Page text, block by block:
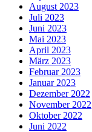
August 2023
Juli 2023
Juni 2023
Mai 2023
April 2023
März 2023
Februar 2023
Januar 2023
Dezember 2022
November 2022
Oktober 2022
Juni 2022